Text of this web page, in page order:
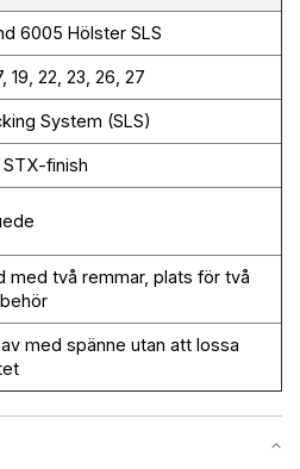
6005 Hölster SLS
19, 22, 23, 26, 27
System (SLS)
finish
med två remmar, plats för två
med spänne utan att lossa